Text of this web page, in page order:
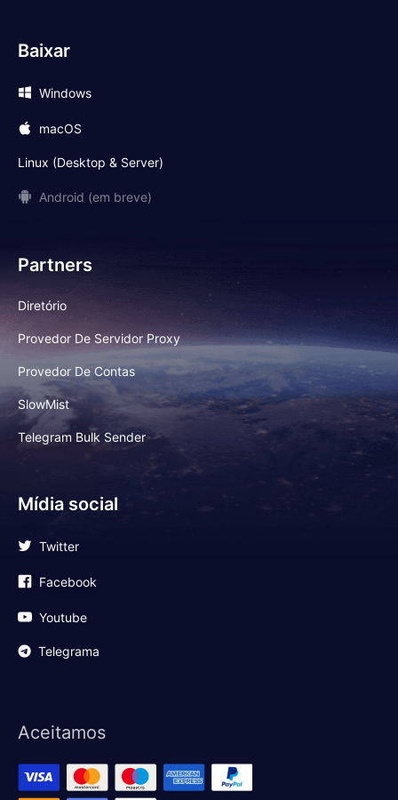
Baixar
Windows
macOS
Linux (Desktop & Server)
Android (em breve)
Partners
Diretório
Provedor De Servidor Proxy
Provedor De Contas
SlowMist
Telegram Bulk Sender
Mídia social
Twitter
Facebook
Youtube
Telegrama
Aceitamos